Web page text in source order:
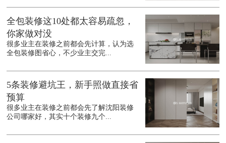
全包装修这10处都太容易疏忽，
你家做对没
很多业主在装修之前都会先计算，认为选
全包装修图省心，不少业主交完...
5条装修避坑王，新手照做直接省
预算
很多业主在装修之前都会先了解沈阳装修
公司哪家好，其实十个装修九个...